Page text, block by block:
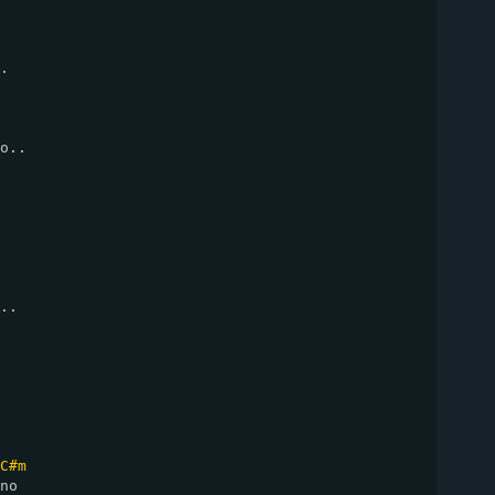
C#m